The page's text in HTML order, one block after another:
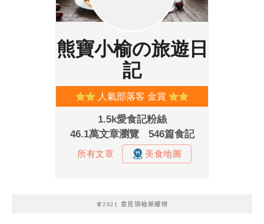
🧚2021 意見領袖榮耀榜